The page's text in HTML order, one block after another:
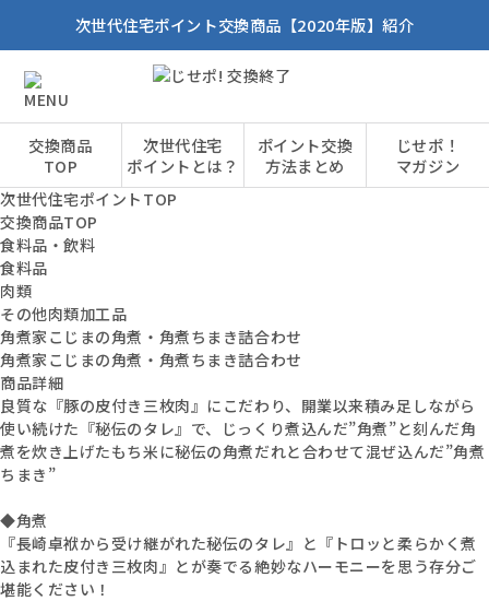
次世代住宅ポイント交換商品【2020年版】紹介
交換商品
TOP
次世代住宅
ポイントとは？
ポイント交換
方法まとめ
じせポ！
マガジン
次世代住宅ポイントTOP
交換商品TOP
食料品・飲料
食料品
肉類
その他肉類加工品
角煮家こじまの角煮・角煮ちまき詰合わせ
角煮家こじまの角煮・角煮ちまき詰合わせ
商品詳細
良質な『豚の皮付き三枚肉』にこだわり、開業以来積み足しながら
使い続けた『秘伝のタレ』で、じっくり煮込んだ”角煮”と刻んだ角
煮を炊き上げたもち米に秘伝の角煮だれと合わせて混ぜ込んだ”角煮
ちまき”
◆角煮
『長崎卓袱から受け継がれた秘伝のタレ』と『トロッと柔らかく煮
込まれた皮付き三枚肉』とが奏でる絶妙なハーモニーを思う存分ご
堪能ください！